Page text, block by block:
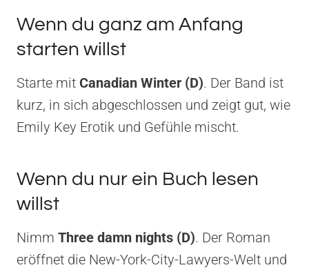
Wenn du ganz am Anfang
starten willst
Starte mit Canadian Winter (D). Der Band ist
kurz, in sich abgeschlossen und zeigt gut, wie
Emily Key Erotik und Gefühle mischt.
Wenn du nur ein Buch lesen
willst
Nimm Three damn nights (D). Der Roman
eröffnet die New-York-City-Lawyers-Welt und